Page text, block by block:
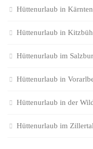
Hüttenurlaub in Kärnten
Hüttenurlaub in
Hüttenurlaub im
Hüttenurlaub in
Hüttenurlaub in der
Hüttenurlaub im Zillertal